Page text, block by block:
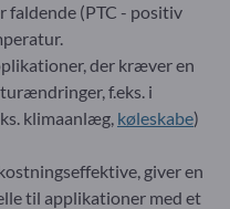
(PTC - positiv
der kræver en
f.eks. i
klimaanlæg, køleskabe)
giver en
til applikationer med et